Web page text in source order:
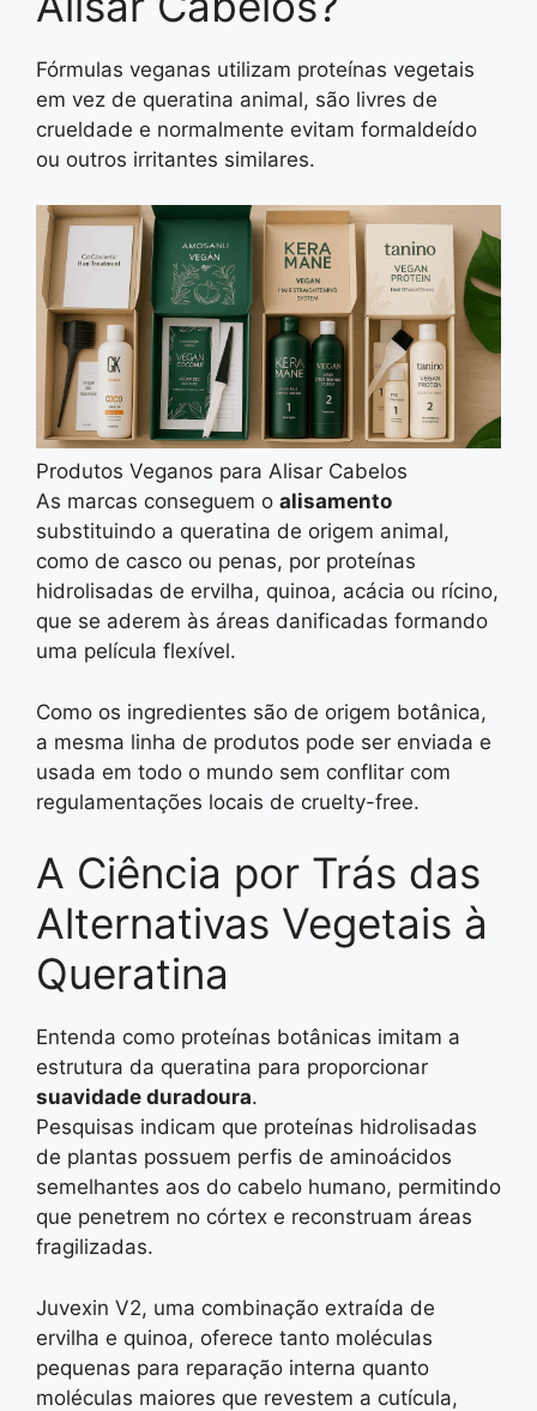
Fórmulas veganas utilizam proteínas vegetais
em vez de queratina animal, são livres de
crueldade e normalmente evitam formaldeído
ou outros irritantes similares.
Produtos Veganos para Alisar Cabelos
As marcas conseguem o alisamento
substituindo a queratina de origem animal,
como de casco ou penas, por proteínas
hidrolisadas de ervilha, quinoa, acácia ou rícino,
que se aderem às áreas danificadas formando
uma película flexível.
Como os ingredientes são de origem botânica,
a mesma linha de produtos pode ser enviada e
usada em todo o mundo sem conflitar com
regulamentações locais de cruelty-free.
A Ciência por Trás das
Alternativas Vegetais à
Queratina
Entenda como proteínas botânicas imitam a
estrutura da queratina para proporcionar
suavidade duradoura.
Pesquisas indicam que proteínas hidrolisadas
de plantas possuem perfis de aminoácidos
semelhantes aos do cabelo humano, permitindo
que penetrem no córtex e reconstruam áreas
fragilizadas.
Juvexin V2, uma combinação extraída de
ervilha e quinoa, oferece tanto moléculas
pequenas para reparação interna quanto
moléculas maiores que revestem a cutícula,